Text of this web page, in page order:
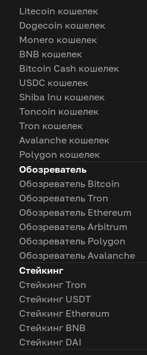
Litecoin кошелек
Dogecoin кошелек
Monero кошелек
BNB кошелек
Bitcoin Cash кошелек
USDC кошелек
Shiba Inu кошелек
Toncoin кошелек
Tron кошелек
Avalanche кошелек
Polygon кошелек
Обозреватель
Обозреватель Bitcoin
Обозреватель Tron
Обозреватель Ethereum
Обозреватель Arbitrum
Обозреватель Polygon
Обозреватель Avalanche
Стейкинг
Стейкинг Tron
Стейкинг USDT
Стейкинг Ethereum
Стейкинг BNB
Стейкинг DAI